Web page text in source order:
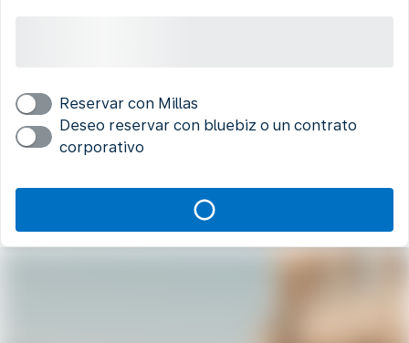
Reservar con Millas
Deseo reservar con bluebiz o un contrato
corporativo